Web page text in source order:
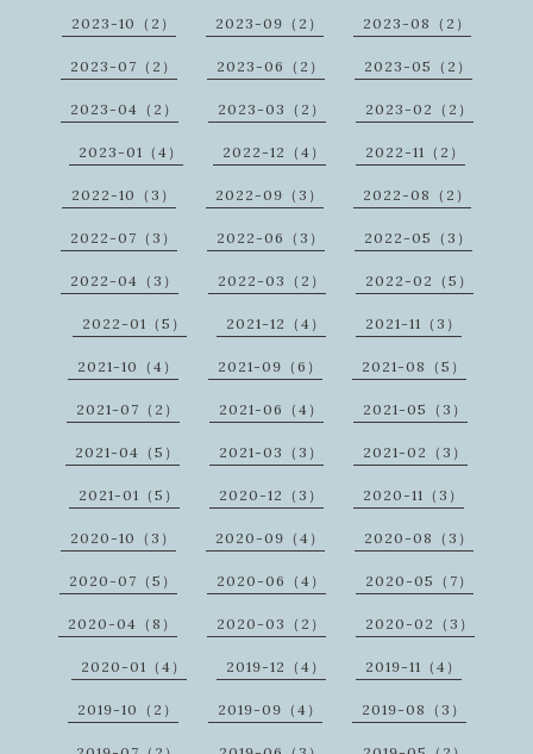
2023-10（2） 2023-09（2） 2023-08（2）
2023-07（2） 2023-06（2） 2023-05（2）
2023-04（2） 2023-03（2） 2023-02（2）
2023-01（4） 2022-12（4） 2022-11（2）
2022-10（3） 2022-09（3） 2022-08（2）
2022-07（3） 2022-06（3） 2022-05（3）
2022-04（3） 2022-03（2） 2022-02（5）
2022-01（5） 2021-12（4） 2021-11（3）
2021-10（4） 2021-09（6） 2021-08（5）
2021-07（2） 2021-06（4） 2021-05（3）
2021-04（5） 2021-03（3） 2021-02（3）
2021-01（5） 2020-12（3） 2020-11（3）
2020-10（3） 2020-09（4） 2020-08（3）
2020-07（5） 2020-06（4） 2020-05（7）
2020-04（8） 2020-03（2） 2020-02（3）
2020-01（4） 2019-12（4） 2019-11（4）
2019-10（2） 2019-09（4） 2019-08（3）